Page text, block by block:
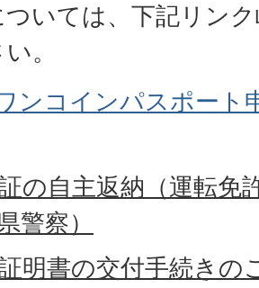
ついては、下記リン
。
ンコインパスポート
の自主返納（運転免
警察）
明書の交付手続きの